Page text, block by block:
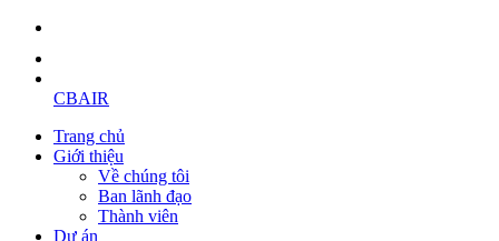
CBAIR
Trang chủ
Giới thiệu
Về chúng tôi
Ban lãnh đạo
Thành viên
Dự án